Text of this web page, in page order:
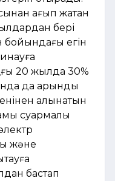
ағып жатқан
бері
бойындағы егін
20 жылда 30%
да қарқынды
алынатын
суармалы
және
бастап